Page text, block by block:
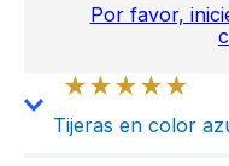
Por favor,
★★★★★
Tijeras en color